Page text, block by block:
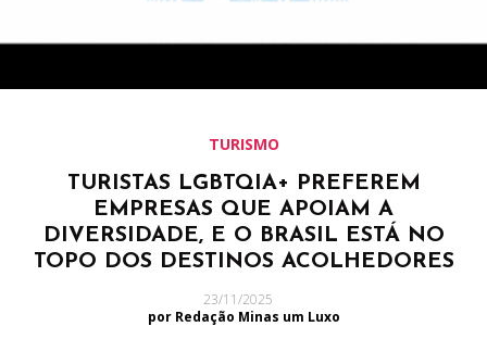
TURISMO
TURISTAS LGBTQIA+ PREFEREM
EMPRESAS QUE APOIAM A
DIVERSIDADE, E O BRASIL ESTÁ NO
TOPO DOS DESTINOS ACOLHEDORES
23/11/2025
por Redação Minas um Luxo